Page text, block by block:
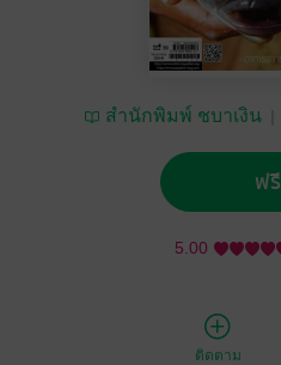
สำนักพิมพ์ ชบาเงิน
ฟรี
5.00
ติดตาม